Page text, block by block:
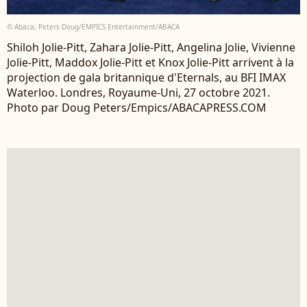
© Abaca, Peters Doug/EMPICS Entertainment/ABACA
Shiloh Jolie-Pitt, Zahara Jolie-Pitt, Angelina Jolie, Vivienne
Jolie-Pitt, Maddox Jolie-Pitt et Knox Jolie-Pitt arrivent à la
projection de gala britannique d'Eternals, au BFI IMAX
Waterloo. Londres, Royaume-Uni, 27 octobre 2021.
Photo par Doug Peters/Empics/ABACAPRESS.COM